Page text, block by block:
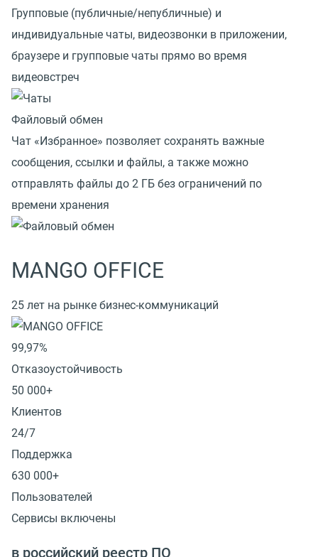
Групповые (публичные/непубличные) и
индивидуальные чаты, видеозвонки в приложении,
браузере и групповые чаты прямо во время
видеовстреч
Файловый обмен
Чат «Избранное» позволяет сохранять важные
сообщения, ссылки и файлы, а также можно
отправлять файлы до 2 ГБ без ограничений по
времени хранения
MANGO OFFICE
25 лет на рынке бизнес-коммуникаций
99,97%
Отказоустойчивость
50 000+
Клиентов
24/7
Поддержка
630 000+
Пользователей
Сервисы включены
в российский реестр ПО